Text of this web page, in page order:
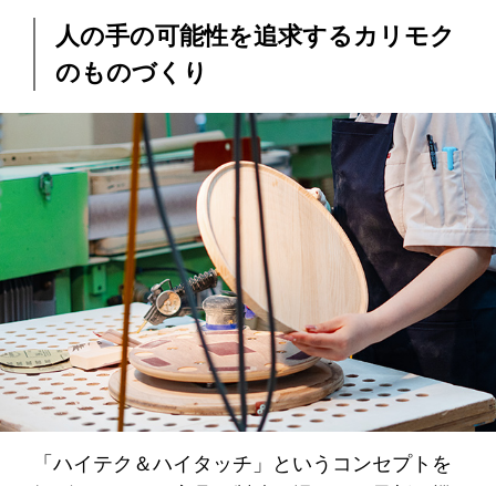
人の手の可能性を追求するカリモク
のものづくり
「ハイテク＆ハイタッチ」というコンセプトを